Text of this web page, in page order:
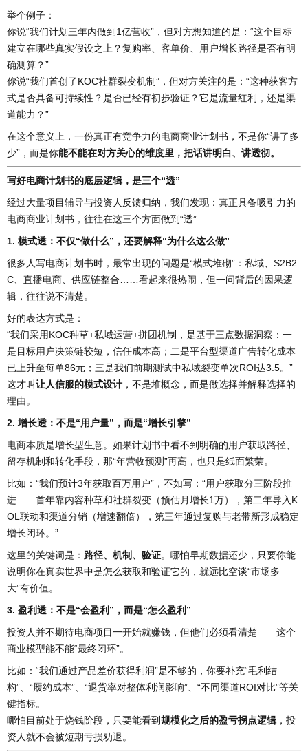
举个例子：
你说“我们计划三年内做到1亿营收”，但对方想知道的是：“这个目标
建立在哪些真实假设之上？复购率、客单价、用户增长路径是否有明
确测算？”
你说“我们首创了KOC社群裂变机制”，但对方关注的是：“这种获客方
式是否具备可持续性？是否已经有初步验证？它是流量红利，还是渠
道能力？”
在这个意义上，一份真正有竞争力的电商商业计划书，不是你“讲了多
少”，而是你能不能在对方关心的维度里，把话讲明白、讲透彻。
写好电商计划书的底层逻辑，是三个“透”
经过大量项目辅导与投资人反馈归纳，我们发现：真正具备吸引力的
电商商业计划书，往往在这三个方面做到“透”——
1. 模式透：不仅“做什么”，还要解释“为什么这么做”
很多人写电商计划书时，最常出现的问题是“模式堆砌”：私域、S2B2
C、直播电商、供应链整合……看起来很热闹，但一问背后的因果逻
辑，往往说不清楚。
好的表达方式是：
“我们采用KOC种草+私域运营+拼团机制，是基于三点数据洞察：一
是目标用户决策链较短，信任成本高；二是平台型渠道广告转化成本
已上升至每单86元；三是我们前期测试中私域裂变单次ROI达3.5。”
这才叫让人信服的模式设计 ，不是堆概念，而是做选择并解释选择的
理由。
2. 增长透：不是“用户量”，而是“增长引擎”
电商本质是增长型生意。如果计划书中看不到明确的用户获取路径、
留存机制和转化手段，那“年营收预测”再高，也只是纸面繁荣。
比如：“我们预计3年获取百万用户”，不如写：“用户获取分三阶段推
进——首年靠内容种草和社群裂变（预估月增长1万），第二年导入K
OL联动和渠道分销（增速翻倍），第三年通过复购与老带新形成稳定
增长闭环。”
这里的关键词是： 路径、机制、验证。哪怕早期数据还少，只要你能
说明你在真实世界中是怎么获取和验证它的，就远比空谈“市场多
大”有价值。
3. 盈利透：不是“会盈利”，而是“怎么盈利”
投资人并不期待电商项目一开始就赚钱，但他们必须看清楚——这个
商业模型能不能“最终闭环”。
比如：“我们通过产品差价获得利润”是不够的，你要补充“毛利结
构”、“履约成本”、“退货率对整体利润影响”、“不同渠道ROI对比”等关
键指标。
哪怕目前处于烧钱阶段，只要能看到规模化之后的盈亏拐点逻辑 ，投
资人就不会被短期亏损劝退。